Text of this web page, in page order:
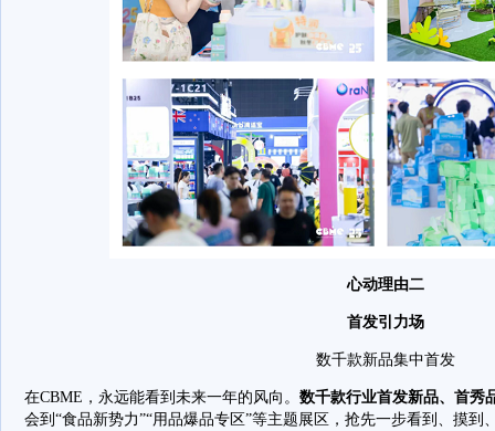
心动理由二
首发引力场
数千款新品集中首发
在CBME，永远能看到未来一年的风向。 数千款行业首发新品、首秀
会到“食品新势力”“用品爆品专区”等主题展区，抢先一步看到、摸到